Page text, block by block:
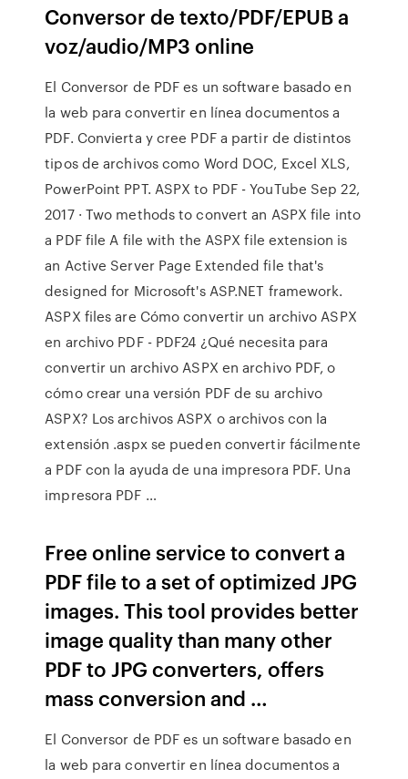
Conversor de texto/PDF/EPUB a
voz/audio/MP3 online
El Conversor de PDF es un software basado en
la web para convertir en línea documentos a
PDF. Convierta y cree PDF a partir de distintos
tipos de archivos como Word DOC, Excel XLS,
PowerPoint PPT. ASPX to PDF - YouTube Sep 22,
2017 · Two methods to convert an ASPX file into
a PDF file A file with the ASPX file extension is
an Active Server Page Extended file that's
designed for Microsoft's ASP.NET framework.
ASPX files are Cómo convertir un archivo ASPX
en archivo PDF - PDF24 ¿Qué necesita para
convertir un archivo ASPX en archivo PDF, o
cómo crear una versión PDF de su archivo
ASPX? Los archivos ASPX o archivos con la
extensión .aspx se pueden convertir fácilmente
a PDF con la ayuda de una impresora PDF. Una
impresora PDF …
Free online service to convert a
PDF file to a set of optimized JPG
images. This tool provides better
image quality than many other
PDF to JPG converters, offers
mass conversion and …
El Conversor de PDF es un software basado en
la web para convertir en línea documentos a